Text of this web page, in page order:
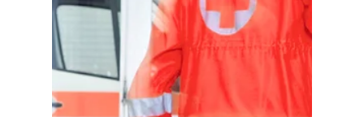
17 de jun. de 2024 3 min de leitura